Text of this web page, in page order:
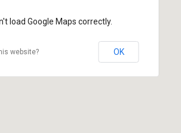
load Google Maps correctly.
website? OK